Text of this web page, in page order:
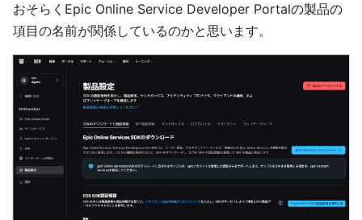
おそらくEpic Online Service Developer Portalの製品の
項目の名前が関係しているのかと思います。